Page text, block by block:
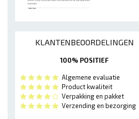
KLANTENBEOORDELINGEN
100% POSITIEF
Algemene evaluatie
Product kwaliteit
Verpakking en pakket
Verzending en bezorging